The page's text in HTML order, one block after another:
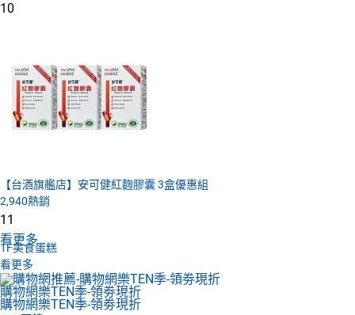
10
【台酒旗艦店】安可健紅麴膠囊 3盒優惠組
2,940熱銷
11
看更多
1F美食蛋糕
看更多
購物網樂TEN季-領劵現折
購物網樂TEN季-領劵現折